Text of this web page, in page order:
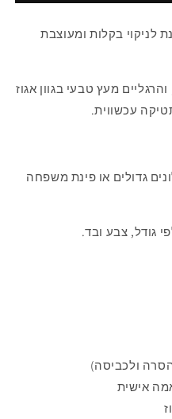
לניקוי בקלות ומעוצבת
מעץ טבעי בגוון אגוז
עכשווית.
גדולים או פינת משפחה
גודל, צבע ובד.
ולכביסה)
אישית